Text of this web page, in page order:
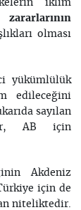
iklim
olması
yükümlülük
edileceğini
sayılan
AB için
Akdeniz
için de
niteliktedir.